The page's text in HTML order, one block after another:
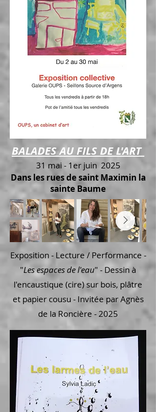
BALADES AU FILS DE L'ART
31 mai - 1er juin 2025
Dans les rues de saint Maximin la
sainte Baume
Exposition - Lecture / Performance -
"Les espaces de l'eau" - Dessin à
l'encaustique (cire) sur bois, plâtre
et papier cousu - Invitée par Agnès
de la Roncière -2025